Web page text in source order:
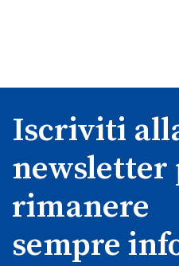
Iscriviti
newsletter
rimanere
sempre